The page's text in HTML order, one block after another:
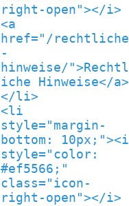
right-open"></i>
<a
href="/rechtliche
-
hinweise/">Rechtl
iche Hinweise</a>
</li>
<li
style="margin-
bottom: 10px;"><i
style="color:
#ef5566;"
class="icon-
right-open"></i>